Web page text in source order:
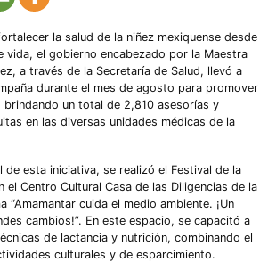
la salud de la niñez mexiquense desde
vida, el gobierno encabezado por la Maestra
a través de la Secretaría de Salud, llevó a
durante el mes de agosto para promover
brindando un total de 2,810 asesorías y
en las diversas unidades médicas de la
de esta iniciativa, se realizó el Festival de la
el Centro Cultural Casa de las Diligencias de la
“Amamantar cuida el medio ambiente. ¡Un
cambios!”. En este espacio, se capacitó a
de lactancia y nutrición, combinando el
culturales y de esparcimiento.